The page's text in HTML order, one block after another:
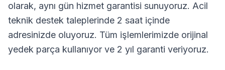
olarak, aynı gün hizmet garantisi sunuyoruz. Acil
teknik destek taleplerinde 2 saat içinde
adresinizde oluyoruz. Tüm işlemlerimizde orijinal
yedek parça kullanıyor ve 2 yıl garanti veriyoruz.